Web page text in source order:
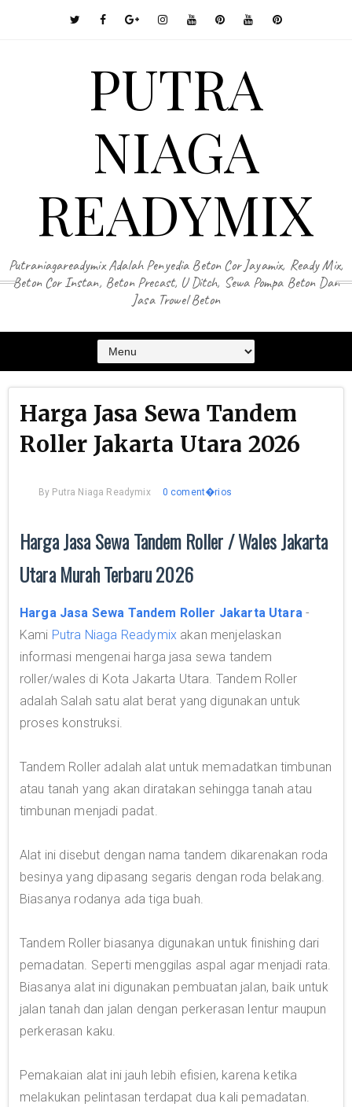
PUTRA
NIAGA
READYMIX
Putraniagareadymix Adalah Penyedia Beton Cor Jayamix, Ready Mix,
Beton Cor Instan, Beton Precast, U Ditch, Sewa Pompa Beton Dan
Jasa Trowel Beton
Harga Jasa Sewa Tandem
Roller Jakarta Utara 2026
By Putra Niaga Readymix 0 coment�rios
Harga Jasa Sewa Tandem Roller / Wales Jakarta
Utara Murah Terbaru 2026
Harga Jasa Sewa Tandem Roller Jakarta Utara-
Kami Putra Niaga Readymix akan menjelaskan
informasi mengenai harga jasa sewa tandem
roller/wales di Kota Jakarta Utara. Tandem Roller
adalah Salah satu alat berat yang digunakan untuk
proses konstruksi.
Tandem Roller adalah alat untuk memadatkan timbunan
atau tanah yang akan diratakan sehingga tanah atau
timbunan menjadi padat.
Alat ini disebut dengan nama tandem dikarenakan roda
besinya yang dipasang segaris dengan roda belakang.
Biasanya rodanya ada tiga buah.
Tandem Roller biasanya digunakan untuk finishing dari
pemadatan. Seperti menggilas aspal agar menjadi rata.
Biasanya alat ini digunakan pembuatan jalan, baik untuk
jalan tanah dan jalan dengan perkerasan lentur maupun
perkerasan kaku.
Pemakaian alat ini jauh lebih efisien, karena ketika
melakukan pelintasan terdapat dua kali pemadatan.